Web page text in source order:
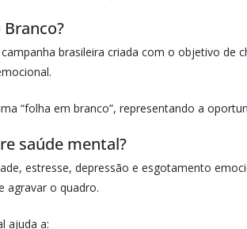
Branco?
brasileira criada com o objetivo de
“folha em branco”, representando a
saúde mental?
estresse, depressão e esgotamento
agravar o quadro.
ajuda a: